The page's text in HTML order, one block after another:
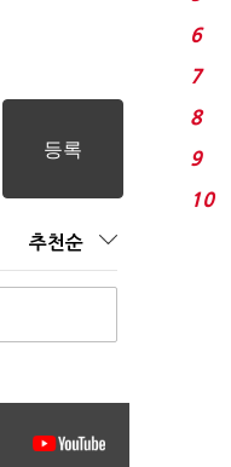
추천순
6
7
8
9
10